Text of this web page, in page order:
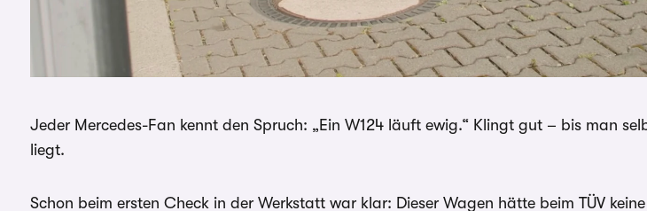
Jeder Mercedes-Fan kennt den Spruch: „Ein W124 läuft ewig.“ Klingt gut – bis man
liegt.
Schon beim ersten Check in der Werkstatt war klar: Dieser Wagen hätte beim TÜV